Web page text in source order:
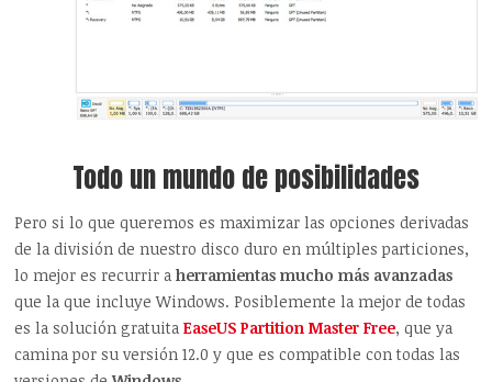
Todo un mundo de posibilidades
Pero si lo que queremos es maximizar las opciones derivadas
de la división de nuestro disco duro en múltiples particiones,
lo mejor es recurrir aherramientas mucho más avanzadas
que la que incluye Windows. Posiblemente la mejor de todas
es la solución gratuitaEaseUS Partition Master Free, que ya
camina por su versión 12.0 y que es compatible con todas las